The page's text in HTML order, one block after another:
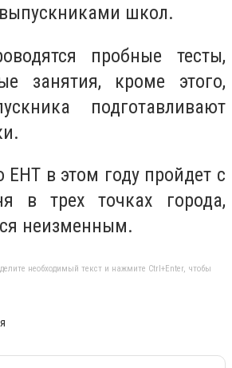
школ.
пробные тесты,
занятия, кроме этого,
подготавливают
в этом году пройдет с
в трех точках города,
неизменным.
необходимый текст и нажмите Ctrl+Enter, чтобы